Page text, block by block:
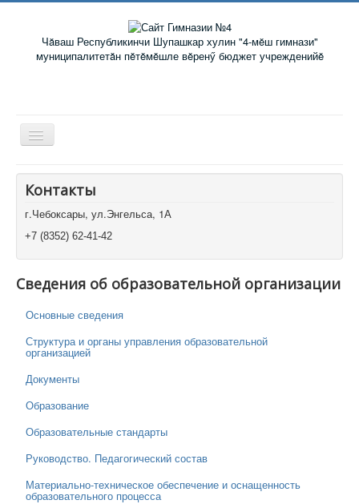
Чăваш Республикинчи Шупашкар хулин "4-мĕш гимнази"
муниципалитетăн пĕтĕмĕшле вĕренӳ бюджет учрежденийĕ
Toggle
Navigation
Главная
Сетевой город
Помощь родителям и учителям
Контакты
г.Чебоксары, ул.Энгельса, 1А
+7 (8352) 62-41-42
Сведения об образовательной организации
Основные сведения
Структура и органы управления образовательной
организацией
Документы
Образование
Образовательные стандарты
Руководство. Педагогический состав
Материально-техническое обеспечение и оснащенность
образовательного процесса